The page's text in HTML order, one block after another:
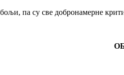
па су све добронамерне